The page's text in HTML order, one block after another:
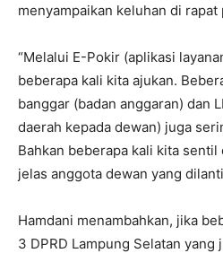
menyampaikan keluhan di rapat
“Melalui E-Pokir (aplikasi
beberapa kali kita ajukan.
banggar (badan anggaran) dan
daerah kepada dewan) juga
Bahkan beberapa kali kita sentil
jelas anggota dewan yang
Hamdani menambahkan, jika
3 DPRD Lampung Selatan yang